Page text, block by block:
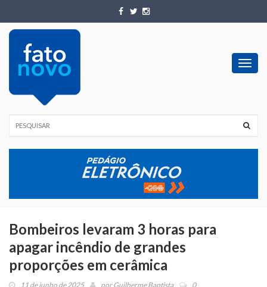
Bombeiros levaram 3 horas para
apagar incêndio de grandes
proporções em cerâmica
11 de junho de 2025 porGuilherme Baptista 0